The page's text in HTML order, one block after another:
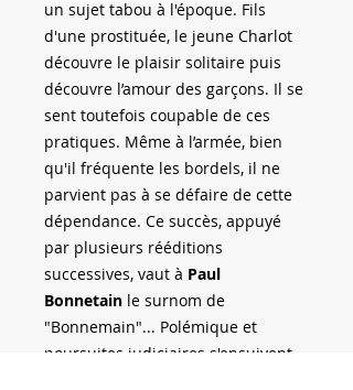
un sujet tabou à l'époque. Fils
d'une prostituée, le jeune Charlot
découvre le plaisir solitaire puis
découvre l’amour des garçons. Il se
sent toutefois coupable de ces
pratiques. Même à l’armée, bien
qu'il fréquente les bordels, il ne
parvient pas à se défaire de cette
dépendance. Ce succès, appuyé
par plusieurs rééditions
successives, vaut à Paul
Bonnetain le surnom de
"Bonnemain"... Polémique et
poursuites judiciaires s'ensuivent